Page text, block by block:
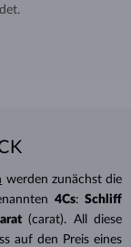
werden zunächst die
4Cs: Schliff
(carat). All diese
auf den Preis eines